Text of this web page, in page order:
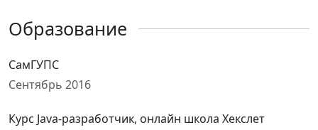
Образование
СамГУПС
Сентябрь 2016
Курс Java-разработчик, онлайн школа Хекслет